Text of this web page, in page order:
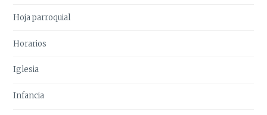
Hoja parroquial
Horarios
Iglesia
Infancia